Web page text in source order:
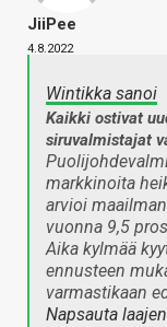
JiiPee
4.8.2022
Wintikka sanoi
Kaikki ostivat
siruvalmistajat
markkinoita
arvioi
vuonna 9,5
Aika kylmää
ennusteen
varmastikaan
Napsauta